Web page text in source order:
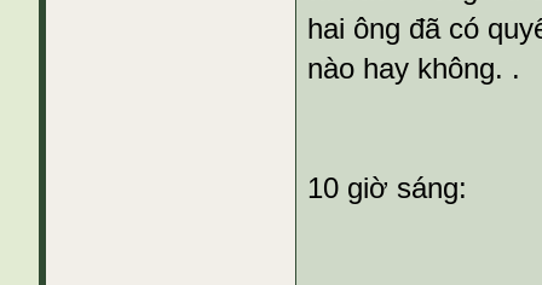
hai ông đã có
nào hay không. .
10 giờ sáng: